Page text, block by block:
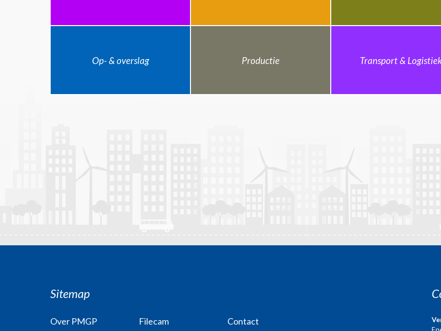
Op- & overslag Productie Transport &
Sitemap
Over PMGP Filecam Contact